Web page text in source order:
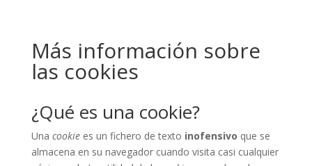
Más información sobre
las cookies
¿Qué es una cookie?
Una cookiees un fichero de texto inofensivo que se
almacena en su navegador cuando visita casi cualquier